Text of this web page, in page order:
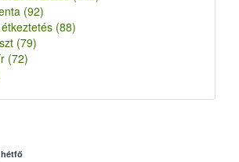
(92)
(88)
(79)
(72)
hétfő